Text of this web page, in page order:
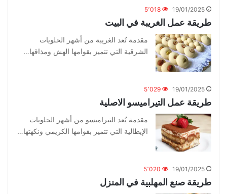
19/01/2025 5٬018
طريقة عمل الغريبة في البيت
مقدمة تُعد الغريبة من أشهر الحلويات
الشرقية التي تتميز بقوامها الهش ومذاقها…
19/01/2025 5٬029
طريقة عمل التيراميسو الاصلية
مقدمة يُعد التيراميسو من أشهر الحلويات
الإيطالية التي تتميز بقوامها الكريمي ونكهتها…
19/01/2025 5٬020
طريقة صنع المهلبية في المنزل